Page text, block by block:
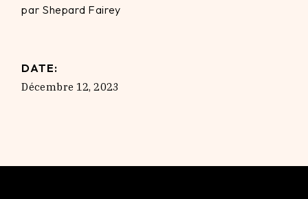
par Shepard Fairey
DATE:
Décembre 12, 2023